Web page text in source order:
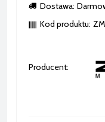
Dostawa:
Cena nie zawiera
Kod produktu:
Producent: